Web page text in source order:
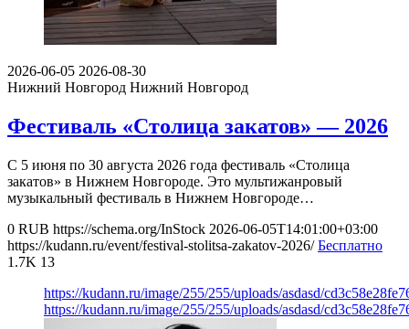
2026-06-05 2026-08-30
Нижний Новгород Нижний Новгород
Фестиваль «Столица закатов» — 2026
С 5 июня по 30 августа 2026 года фестиваль «Столица
закатов» в Нижнем Новгороде. Это мультижанровый
музыкальный фестиваль в Нижнем Новгороде…
0 RUB https://schema.org/InStock 2026-06-05T14:01:00+03:00
https://kudann.ru/event/festival-stolitsa-zakatov-2026/ Бесплатно
1.7K 13
https://kudann.ru/image/255/255/uploads/asdasd/
https://kudann.ru/image/255/255/uploads/asdasd/